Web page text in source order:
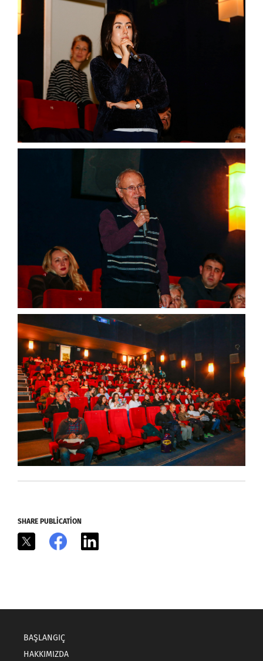
SHARE PUBLICATION
Facebook
BAŞLANGIÇ
HAKKIMIZDA